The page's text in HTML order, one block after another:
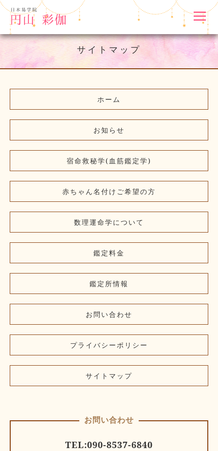
サイトマップ
ホーム
お知らせ
宿命救秘学(血筋鑑定学)
赤ちゃん名付けご希望の方
数理運命学について
鑑定料金
鑑定所情報
お問い合わせ
プライバシーポリシー
サイトマップ
お問い合わせ
TEL:090-8537-6840